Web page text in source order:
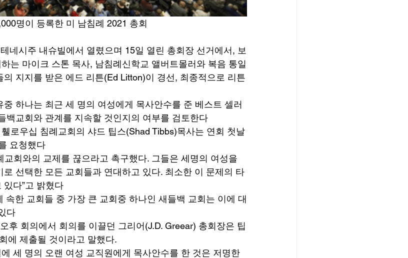
명이 등록한 미 남침례 2021 총회
네시주 내슈빌에서 열렸으며 15일 열린 총회장 선거에서, 보
는 마이크 스톤 목사, 남침례신학교 앨버트몰러와 복음 통일
지지를 받은 에드 리튼(Ed Litton)이 경선, 최종적으로 리튼
하나는 최근 세 명의 여성에게 목사안수를 준 베스트 셀러
백교회와 관계를 지속할 것인지의 여부를 검토한다
로우십 침례교회의 샤드 팁스(Shad Tibbs)목사는 연회 첫날
요청했다
교회와의 교제를 끊으라고 촉구했다. 그들은 세명의 여성을
선택한 모든 교회들과 연대하고 있다. 최소한 이 문제의 타
다”고 밝혔다
속한 교회들 중 가장 큰 교회중 하나인 새들백 교회는 이에 대
다
후 회의에서 회의를 이끌던 그리어(J.D. Greear) 총회장은 팁
에 제출될 것이라고 말했다.
세 명의 오랜 여성 교직원에게 목사안수를 한 것은 저명한